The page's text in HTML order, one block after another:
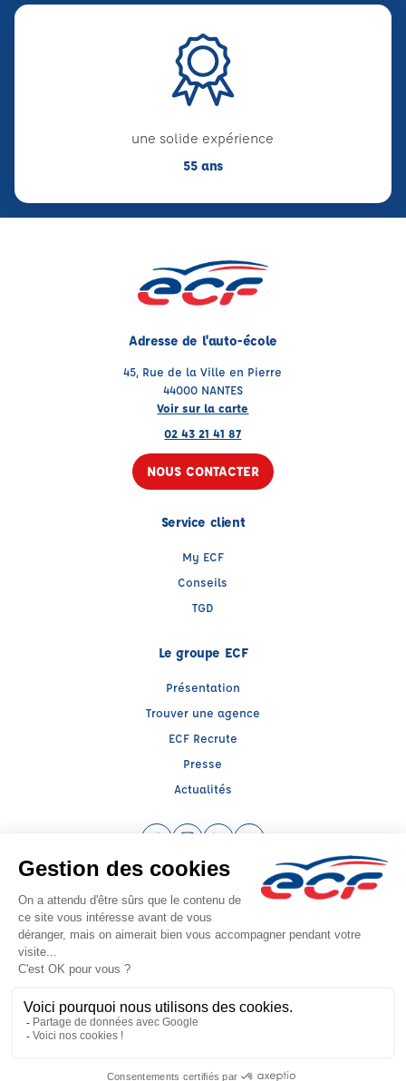
une solide expérience
55 ans
Adresse de l'auto-école
45, Rue de la Ville en Pierre
44000 NANTES
Voir sur la carte
02 43 21 41 87
NOUS CONTACTER
Service client
My ECF
Conseils
TGD
Le groupe ECF
Présentation
Trouver une agence
ECF Recrute
Presse
Actualités
Facebook (nouvelle fenêtre)
Instagram (nouvelle fenêtre)
LinkedIn (nouvelle fenêtre)
YouTube (nouvelle
Raison sociale : ECF CER CENTRE ATLANTIQUE - Capital social: 2500000€
SIREN: 312379266 - Numéro de TVA intracommunautaire: FR 45 390165439
Agrément n°E2504400060
Siège social : RN 11 - Rte de la Mothe Les Champs Dorés, LA CRECHE (79260) -